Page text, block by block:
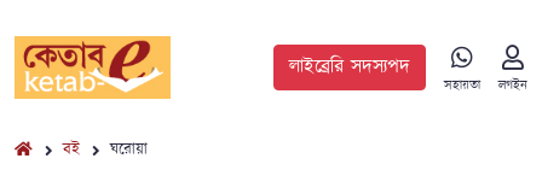
লাইব্রেরি সদস্যপদ
সহায়তা লগইন
বই ঘরোয়া